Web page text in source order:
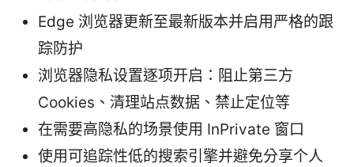
Edge 浏览器更新至最新版本并启用严格的跟
踪防护
浏览器隐私设置逐项开启：阻止第三方
Cookies、清理站点数据、禁止定位等
在需要高隐私的场景使用 InPrivate 窗口
使用可追踪性低的搜索引擎并避免分享个人